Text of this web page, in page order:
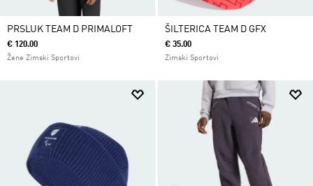
PRSLUK TEAM D PRIMALOFT
€ 120.00
Žene Zimski Sportovi
ŠILTERICA TEAM D GFX
€ 35.00
Zimski Sportovi